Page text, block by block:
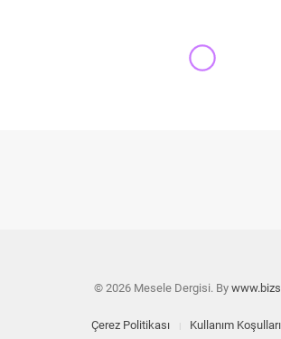
© 2026 Mesele Dergisi. By
Çerez Politikası Kullanım Koşulları